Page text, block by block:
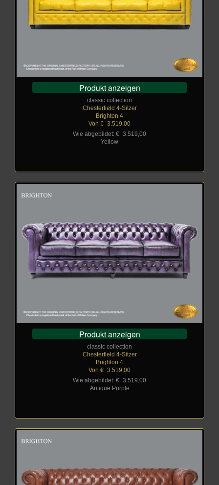
Produkt anzeigen
classic collection
Chesterfield 4-Sitzer
Brighton 4
Von € 3.519,00
Wie abgebildet: € 3.519,00
Yellow
Produkt anzeigen
classic collection
Chesterfield 4-Sitzer
Brighton 4
Von € 3.519,00
Wie abgebildet: € 3.519,00
Antique Purple